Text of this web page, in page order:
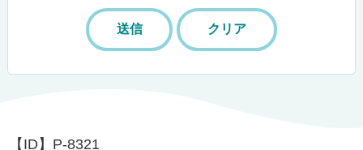
【ID】 P-8321